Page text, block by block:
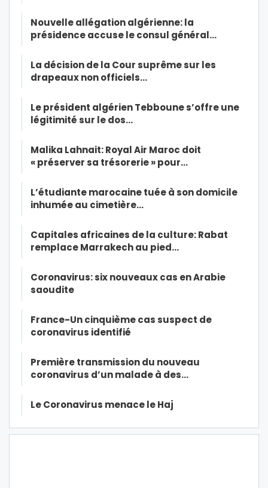
Nouvelle allégation algérienne: la
présidence accuse le consul général…
La décision de la Cour suprême sur les
drapeaux non officiels…
Le président algérien Tebboune s’offre une
légitimité sur le dos…
Malika Lahnait: Royal Air Maroc doit
« préserver sa trésorerie » pour…
L’étudiante marocaine tuée à son domicile
inhumée au cimetière…
Capitales africaines de la culture: Rabat
remplace Marrakech au pied…
Coronavirus: six nouveaux cas en Arabie
saoudite
France-Un cinquième cas suspect de
coronavirus identifié
Première transmission du nouveau
coronavirus d’un malade à des…
Le Coronavirus menace le Haj